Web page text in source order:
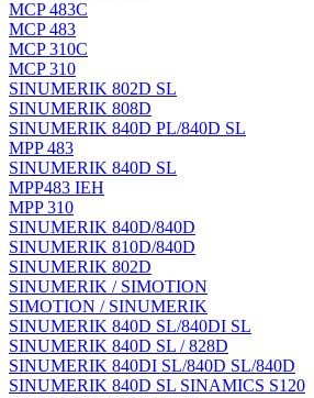
MCP 483C
MCP 483
MCP 310C
MCP 310
SINUMERIK 802D SL
SINUMERIK 808D
SINUMERIK 840D PL/840D SL
MPP 483
SINUMERIK 840D SL
MPP483 IEH
MPP 310
SINUMERIK 840D/840D
SINUMERIK 810D/840D
SINUMERIK 802D
SINUMERIK / SIMOTION
SIMOTION / SINUMERIK
SINUMERIK 840D SL/840DI SL
SINUMERIK 840D SL / 828D
SINUMERIK 840DI SL/840D SL/840D
SINUMERIK 840D SL SINAMICS S120